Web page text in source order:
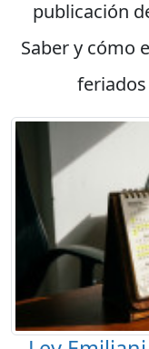
publicación
Saber y cómo